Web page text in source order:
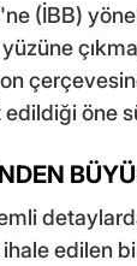
(İBB)
öne
edilen